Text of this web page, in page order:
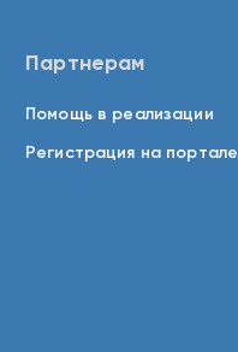
Партнерам
Помощь в реализации
Регистрация на портале